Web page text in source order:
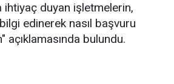
ihtiyaç duyan işletmelerin,
edinerek nasıl başvuru
açıklamasında bulundu.